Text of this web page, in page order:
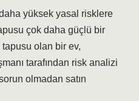
yüksek yasal risklere
çok daha güçlü bir
olan bir ev,
tarafından risk analizi
olmadan satın